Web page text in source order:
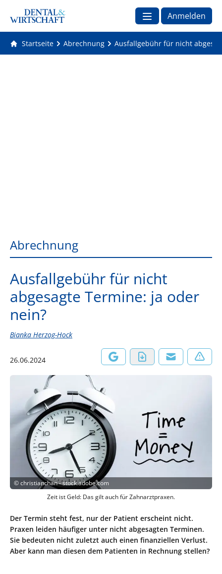
Anmelden
Startseite Abrechnung Ausfallgebühr für nicht
Abrechnung
Ausfallgebühr für nicht
abgesagte Termine: ja oder
nein?
Bianka Herzog-Hock
26.06.2024
©christianchan - stock.adobe.com
Zeit ist Geld: Das gilt auch für Zahnarztpraxen.
Der Termin steht fest, nur der Patient erscheint nicht.
Praxen leiden häufiger unter nicht abgesagten Terminen.
Sie bedeuten nicht zuletzt auch einen finanziellen Verlust.
Aber kann man diesen dem Patienten in Rechnung stellen?